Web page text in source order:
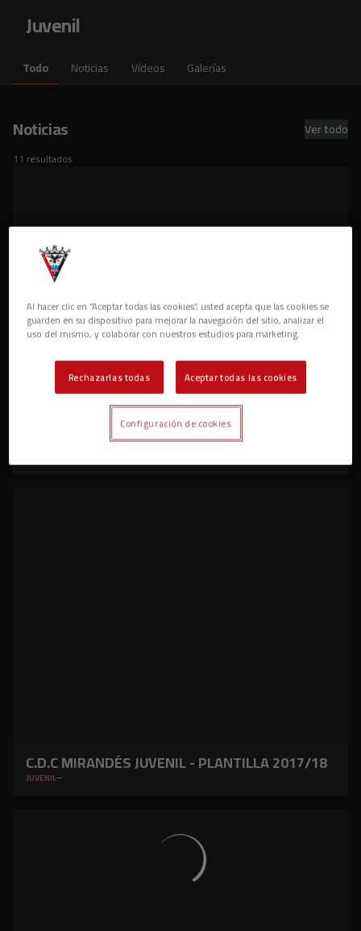
Juvenil
Todo Noticias Vídeos Galerías
Noticias Ver todo
11 resultados
C.D. MIRANDÉS PROMESAS JUVENIL NACIONAL
C.D.C MIRANDÉS JUVENIL - PLANTILLA 2017/18
JUVENIL
Al hacer clic en “Aceptar todas las cookies”, usted acepta que las cookies se
guarden en su dispositivo para mejorar la navegación del sitio, analizar el
uso del mismo, y colaborar con nuestros estudios para marketing.
Rechazarlas todas Aceptar todas las cookies
Configuración de cookies